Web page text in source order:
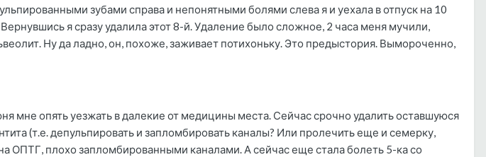
зубами справа и непонятными болями слева я и уехала в отпуск на 10
я сразу удалила этот 8-й. Удаление было сложное, 2 часа меня мучили,
Ну да ладно, он, похоже, заживает потихоньку. Это предыстория. Вымороченно,
мне опять уезжать в далекие от медицины места. Сейчас срочно удалить оставшуюся
(т.е. депульпировать и запломбировать каналы? Или пролечить еще и семерку,
ОПТГ, плохо запломбированными каналами. А сейчас еще стала болеть 5-ка со